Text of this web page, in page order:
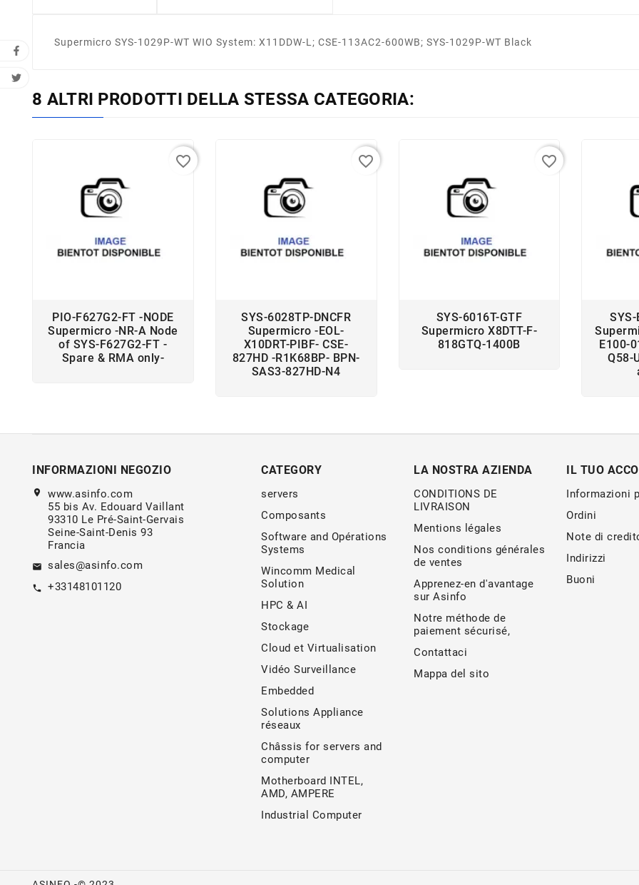
Supermicro SYS-1029P-WT WIO System: X11DDW-L; CSE-113AC2-600WB; SYS-1029P-WT Black
8 ALTRI PRODOTTI DELLA STESSA CATEGORIA:
PIO-F627G2-FT -NODE
Supermicro -NR-A Node
of SYS-F627G2-FT -
Spare & RMA only-
favorite_border
SYS-6028TP-DNCFR
Supermicro -EOL-
X10DRT-PIBF- CSE-
827HD -R1K68BP- BPN-
SAS3-827HD-N4
favorite_border
SYS-6016T-GTF
Supermicro X8DTT-F-
818GTQ-1400B
favorite_border
E100-
Q58-
INFORMAZIONI NEGOZIO
location_on
www.asinfo.com
55 bis Av. Edouard Vaillant
93310 Le Pré-Saint-Gervais
Seine-Saint-Denis 93
Francia
email sales@asinfo.com
call +33148101120
CATEGORY
servers
Composants
Software and Opérations
Systems
Wincomm Medical
Solution
HPC & AI
Stockage
Cloud et Virtualisation
Vidéo Surveillance
Embedded
Solutions Appliance
réseaux
Châssis for servers and
computer
Motherboard INTEL,
AMD, AMPERE
Industrial Computer
LA NOSTRA AZIENDA
CONDITIONS DE
LIVRAISON
Mentions légales
Nos conditions générales
de ventes
Apprenez-en d'avantage
sur Asinfo
Notre méthode de
paiement sécurisé,
Contattaci
Mappa del sito
IL TUO
Informazioni
Ordini
Note di
Indirizzi
Buoni